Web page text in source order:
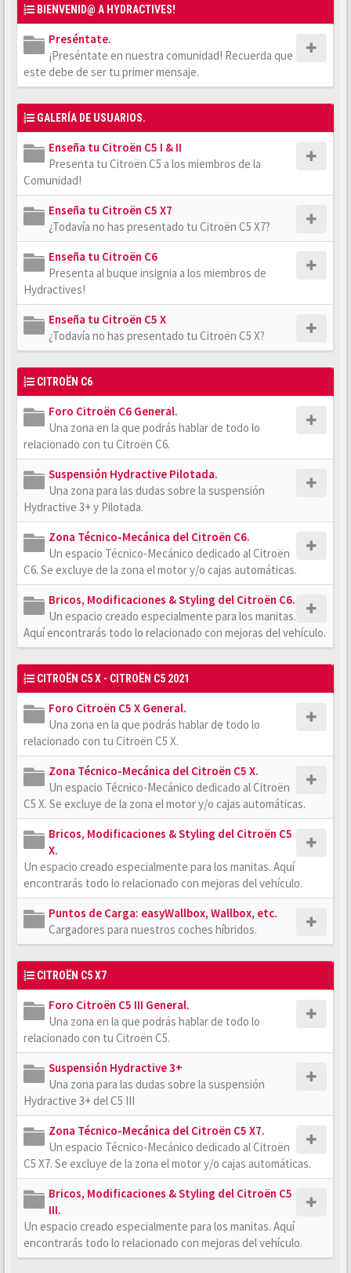
BIENVENID@ A HYDRACTIVES!
Preséntate.
¡Preséntate en nuestra comunidad! Recuerda que
este debe de ser tu primer mensaje.
GALERÍA DE USUARIOS.
Enseña tu Citroën C5 I & II
Presenta tu Citroën C5 a los miembros de la
Comunidad!
Enseña tu Citroën C5 X7
¿Todavía no has presentado tu Citroën C5 X7?
Enseña tu Citroën C6
Presenta al buque insignia a los miembros de
Hydractives!
Enseña tu Citroën C5 X
¿Todavía no has presentado tu Citroën C5 X?
CITROËN C6
Foro Citroën C6 General.
Una zona en la que podrás hablar de todo lo
relacionado con tu Citroën C6.
Suspensión Hydractive Pilotada.
Una zona para las dudas sobre la suspensión
Hydractive 3+ y Pilotada.
Zona Técnico-Mecánica del Citroën C6.
Un espacio Técnico-Mecánico dedicado al Citroën
C6. Se excluye de la zona el motor y/o cajas automáticas.
Bricos, Modificaciones & Styling del Citroën C6.
Un espacio creado especialmente para los manitas.
Aquí encontrarás todo lo relacionado con mejoras del vehículo.
CITROËN C5 X - CITROËN C5 2021
Foro Citroën C5 X General.
Una zona en la que podrás hablar de todo lo
relacionado con tu Citroën C5 X.
Zona Técnico-Mecánica del Citroën C5 X.
Un espacio Técnico-Mecánico dedicado al Citroën
C5 X. Se excluye de la zona el motor y/o cajas automáticas.
Bricos, Modificaciones & Styling del Citroën C5
X.
Un espacio creado especialmente para los manitas. Aquí
encontrarás todo lo relacionado con mejoras del vehículo.
Puntos de Carga: easyWallbox, Wallbox, etc.
Cargadores para nuestros coches híbridos.
CITROËN C5 X7
Foro Citroën C5 III General.
Una zona en la que podrás hablar de todo lo
relacionado con tu Citroën C5.
Suspensión Hydractive 3+
Una zona para las dudas sobre la suspensión
Hydractive 3+ del C5 III
Zona Técnico-Mecánica del Citroën C5 X7.
Un espacio Técnico-Mecánico dedicado al Citroën
C5 X7. Se excluye de la zona el motor y/o cajas automáticas.
Bricos, Modificaciones & Styling del Citroën C5
III.
Un espacio creado especialmente para los manitas. Aquí
encontrarás todo lo relacionado con mejoras del vehículo.